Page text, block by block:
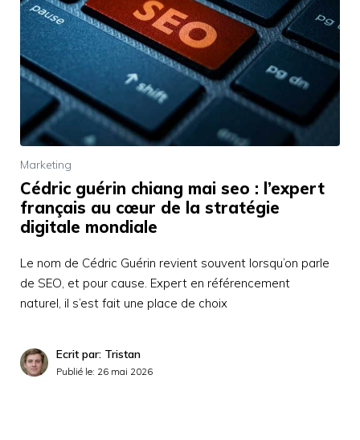
Marketing
Cédric guérin chiang mai seo : l’expert
français au cœur de la stratégie
digitale mondiale
Le nom de Cédric Guérin revient souvent lorsqu’on parle
de SEO, et pour cause. Expert en référencement
naturel, il s’est fait une place de choix
Ecrit par: Tristan
Publié le: 26 mai 2026